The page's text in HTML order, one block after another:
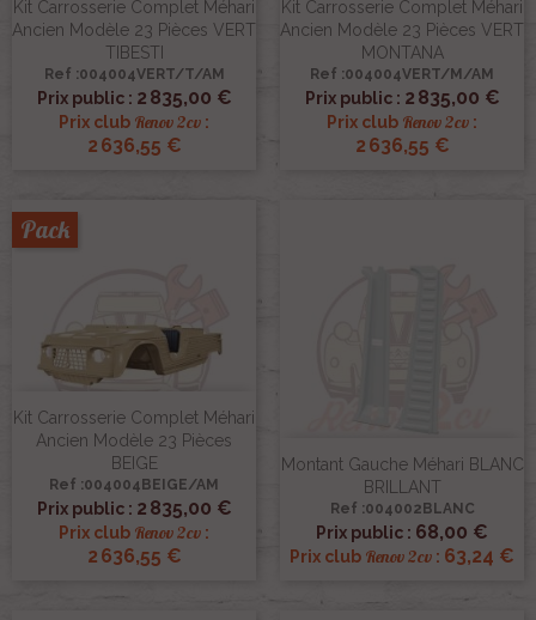
Kit Carrosserie Complet Méhari
Ancien Modèle 23 Pièces VERT
TIBESTI
Ref :004004VERT/T/AM
Prix public : 2 835,00 €
Prix club Renov 2cv :
2 636,55 €
Kit Carrosserie Complet Méhari
Ancien Modèle 23 Pièces VERT
MONTANA
Ref :004004VERT/M/AM
Prix public : 2 835,00 €
Prix club Renov 2cv :
2 636,55 €
Kit Carrosserie Complet Méhari
Ancien Modèle 23 Pièces
BEIGE
Ref :004004BEIGE/AM
Prix public : 2 835,00 €
Prix club Renov 2cv :
2 636,55 €
Pack
Montant Gauche Méhari BLANC
BRILLANT
Ref :004002BLANC
Prix public : 68,00 €
Prix club Renov 2cv : 63,24 €